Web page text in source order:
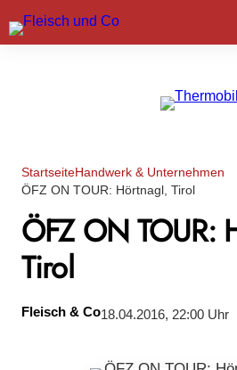
Marktführer
StartseiteHandwerk & Unternehmen
ÖFZ ON TOUR: Hörtnagl, Tirol
ÖFZ ON TOUR:
Tirol
Fleisch & Co18.04.2016, 22:00 Uhr